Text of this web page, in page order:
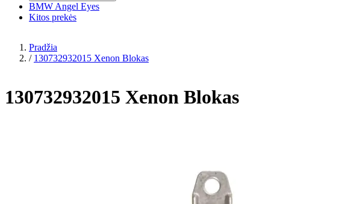
BMW Angel Eyes
Kitos prekės
Pradžia
/ 130732932015 Xenon Blokas
130732932015 Xenon Blokas